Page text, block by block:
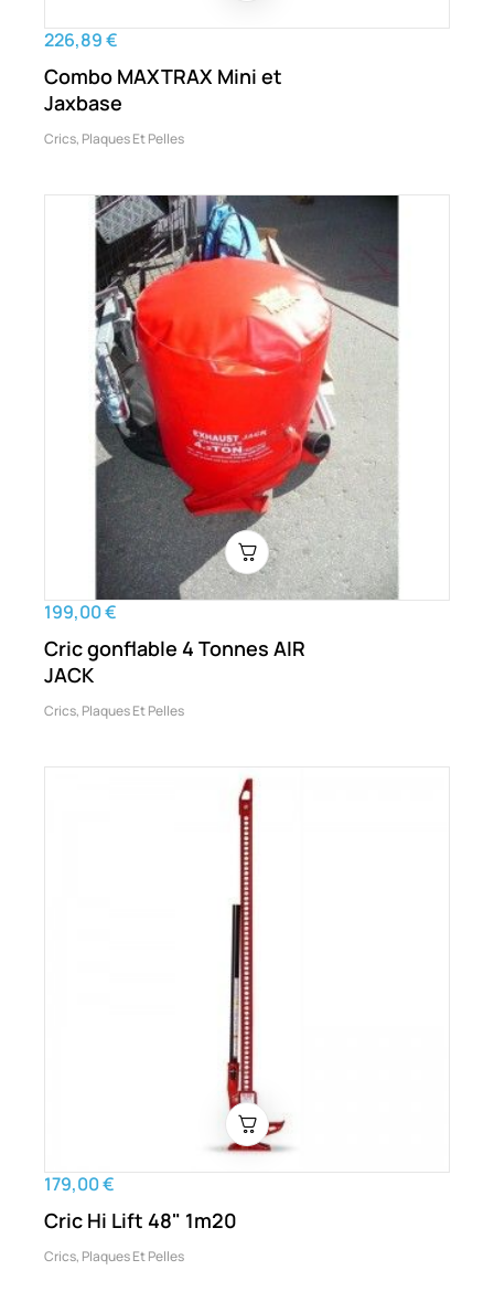
226,89 €
Combo MAXTRAX Mini et
Jaxbase
Crics, Plaques Et Pelles
199,00 €
Cric gonflable 4 Tonnes AIR
JACK
Crics, Plaques Et Pelles
179,00 €
Cric Hi Lift 48" 1m20
Crics, Plaques Et Pelles